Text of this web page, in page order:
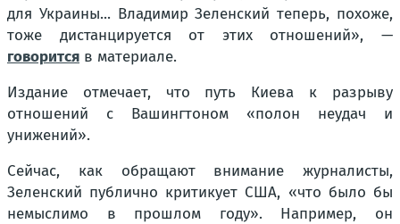
для Украины... Владимир Зеленский теперь, похоже,
тоже дистанцируется от этих отношений», —
говорится в материале.
Издание отмечает, что путь Киева к разрыву
отношений с Вашингтоном «полон неудач и
унижений».
Сейчас, как обращают внимание журналисты,
Зеленский публично критикует США, «что было бы
немыслимо в прошлом году». Например, он